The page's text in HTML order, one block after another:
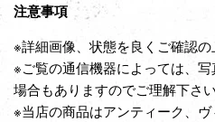
注意事項
※詳細画像、状態を良くご確認の
※ご覧の通信機器によっては、
場合もありますのでご理解下さい
※当店の商品はアンティーク、